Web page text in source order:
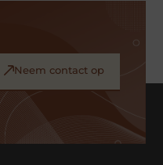
Neem contact op